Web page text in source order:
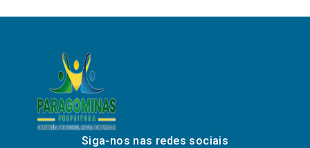
Siga-nos nas redes sociais